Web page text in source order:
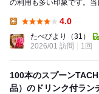
の利用も多い印象です。
4.0
たべびより
（31）
2026/01 訪問
1回
100本のスプーン
品）のドリンク付ラン